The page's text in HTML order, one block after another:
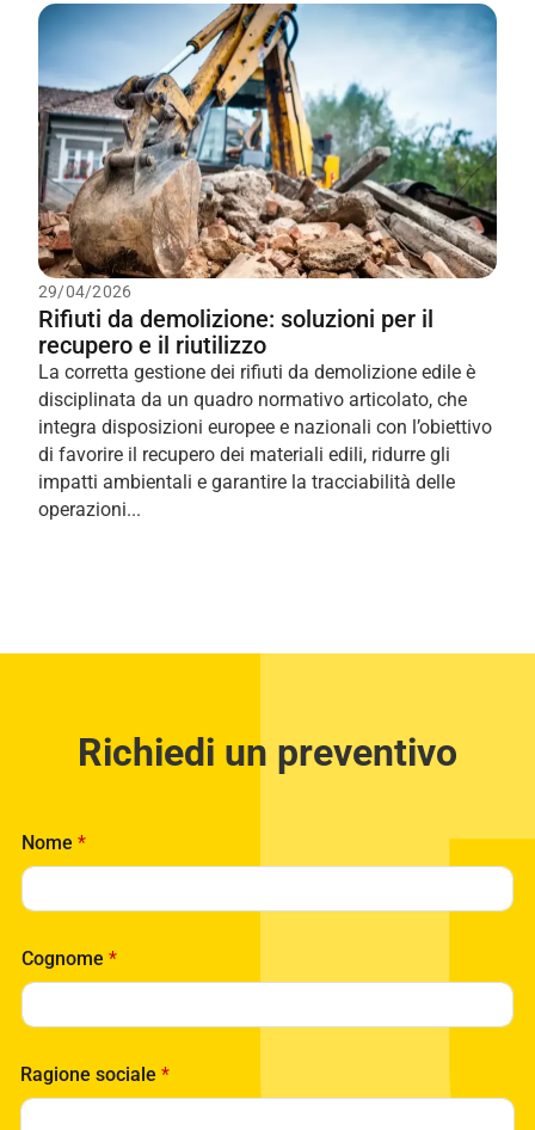
29/04/2026
Rifiuti da demolizione: soluzioni per il
recupero e il riutilizzo
La corretta gestione dei rifiuti da demolizione edile è
disciplinata da un quadro normativo articolato, che
integra disposizioni europee e nazionali con l’obiettivo
di favorire il recupero dei materiali edili, ridurre gli
impatti ambientali e garantire la tracciabilità delle
operazioni...
Richiedi un preventivo
Nome *
Cognome *
a
g
Ragione sociale *